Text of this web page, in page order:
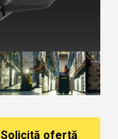
Solicită ofertă